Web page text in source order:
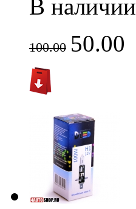
В наличии
100.00 50.00